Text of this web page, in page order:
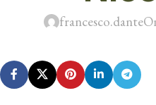
francesco.dante